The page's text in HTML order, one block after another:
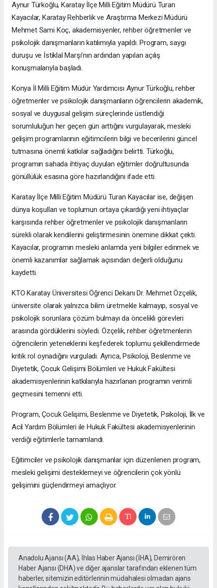
Aynur Türkoğlu, Karatay İlçe Milli Eğitim Müdürü Turan
Kayacılar, Karatay Rehberlik ve Araştırma Merkezi Müdürü
Mehmet Sami Koç, akademisyenler, rehber öğretmenler ve
psikolojik danışmanların katılımıyla yapıldı. Program, saygı
duruşu ve İstiklal Marşı’nın ardından yapılan açılış
konuşmalarıyla başladı.
Konya İl Milli Eğitim Müdür Yardımcısı Aynur Türkoğlu, rehber
öğretmenler ve psikolojik danışmanların öğrencilerin akademik,
sosyal ve duygusal gelişim süreçlerinde üstlendiği
sorumluluğun her geçen gün arttığını vurgulayarak, mesleki
gelişim programlarının eğitimcilerin bilgi ve becerilerini güncel
tutmasına önemli katkılar sağladığını belirtti. Türkoğlu,
programın sahada ihtiyaç duyulan eğitimler doğrultusunda
gönüllülük esasına göre hazırlandığını ifade etti.
Karatay İlçe Milli Eğitim Müdürü Turan Kayacılar ise, değişen
dünya koşulları ve toplumun ortaya çıkardığı yeni ihtiyaçlar
karşısında rehber öğretmenler ve psikolojik danışmanların
sürekli olarak kendilerini geliştirmesinin önemine dikkat çekti.
Kayacılar, programın mesleki anlamda yeni bilgiler edinmek ve
önemli kazanımlar sağlamak açısından değerli olduğunu
kaydetti.
KTO Karatay Üniversitesi Öğrenci Dekanı Dr. Mehmet Özçelik,
üniversite olarak yalnızca bilim üretmekle kalmayıp, sosyal ve
psikolojik sorunlara çözüm bulmayı da öncelikli görevleri
arasında gördüklerini söyledi. Özçelik, rehber öğretmenlerin
öğrencilerin yeteneklerini keşfederek toplumu şekillendirmede
kritik rol oynadığını vurguladı. Ayrıca, Psikoloji, Beslenme ve
Diyetetik, Çocuk Gelişimi Bölümleri ve Hukuk Fakültesi
akademisyenlerinin katkılarıyla hazırlanan programın verimli
geçmesini temenni etti.
Program, Çocuk Gelişimi, Beslenme ve Diyetetik, Psikoloji, İlk ve
Acil Yardım Bölümleri ile Hukuk Fakültesi akademisyenlerinin
verdiği eğitimlerle tamamlandı.
Eğitimciler ve psikolojik danışmanlar için düzenlenen program,
mesleki gelişimi desteklemeyi ve öğrencilerin çok yönlü
gelişimini güçlendirmeyi amaçlıyor.
Anadolu Ajansı (AA), İhlas Haber Ajansı (İHA), Demirören
Haber Ajansı (DHA) ve diğer ajanslar tarafından eklenen tüm
haberler, sitemizin editörlerinin müdahalesi olmadan ajans